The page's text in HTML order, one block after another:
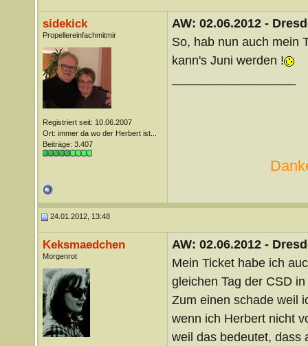
sidekick
Propellereinfachmitmir
Registriert seit: 10.06.2007
Ort: immer da wo der Herbert ist...
Beiträge: 3.407
AW: 02.06.2012 -
So, hab nun auch mein
kann's Juni werden !
24.01.2012, 13:48
Keksmaedchen
Morgenrot
AW: 02.06.2012 -
Mein Ticket habe ich
gleichen Tag der CSD
Zum einen schade weil
wenn ich Herbert nicht
weil das bedeutet, dass